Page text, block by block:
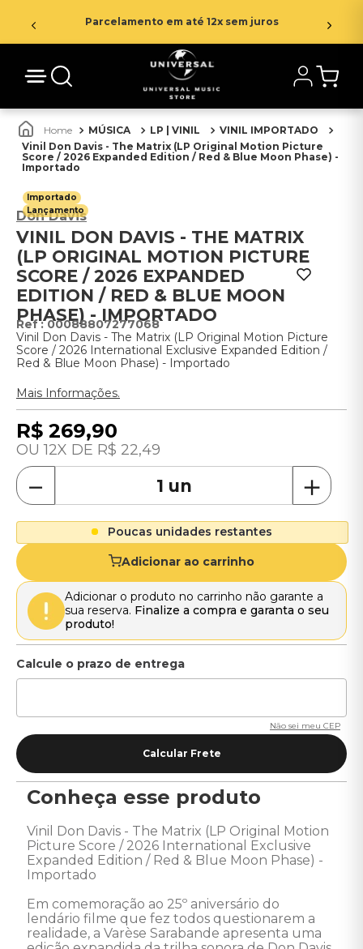
Parcelamento em até 12x sem juros
MÚSICA LP | VINIL
VINIL IMPORTADO
Vinil Don Davis - The Matrix (LP Original Motion Picture
Score / 2026 Expanded Edition / Red & Blue Moon Phase) -
Importado
Importado
Lançamento
Don Davis
VINIL DON DAVIS - THE MATRIX
(LP ORIGINAL MOTION PICTURE
SCORE / 2026 EXPANDED
EDITION / RED & BLUE MOON
PHASE) - IMPORTADO
:00088807277068
Vinil Don Davis - The Matrix (LP Original Motion Picture
Score / 2026 International Exclusive Expanded Edition /
Red & Blue Moon Phase) - Importado
Mais Informações.
R$ 269,90
12 R$ 22,49
＋
－
Poucas unidades restantes
Adicionar ao carrinho
Adicionar o produto no carrinho não garante a
sua reserva. Finalize a compra e garanta o seu
produto!
Não sei meu CEP
Conheça esse produto
Vinil Don Davis - The Matrix (LP Original Motion
Picture Score / 2026 International Exclusive
Expanded Edition / Red & Blue Moon Phase) -
Importado
Em comemoração ao 25º aniversário do
lendário filme que fez todos questionarem a
realidade, a Varèse Sarabande apresenta uma